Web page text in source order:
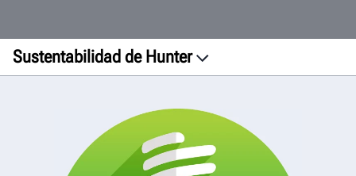
Sustentabilidad de Hunter